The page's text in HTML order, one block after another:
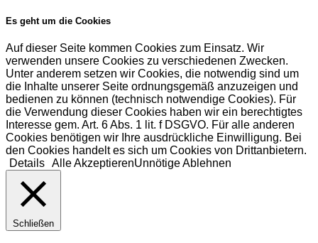
Es geht um die Cookies
Auf dieser Seite kommen Cookies zum Einsatz. Wir
verwenden unsere Cookies zu verschiedenen Zwecken.
Unter anderem setzen wir Cookies, die notwendig sind um
die Inhalte unserer Seite ordnungsgemäß anzuzeigen und
bedienen zu können (technisch notwendige Cookies). Für
die Verwendung dieser Cookies haben wir ein berechtigtes
Interesse gem. Art. 6 Abs. 1 lit. f DSGVO. Für alle anderen
Cookies benötigen wir Ihre ausdrückliche Einwilligung. Bei
den Cookies handelt es sich um Cookies von Drittanbietern.
Details Alle AkzeptierenUnnötige Ablehnen
Schließen